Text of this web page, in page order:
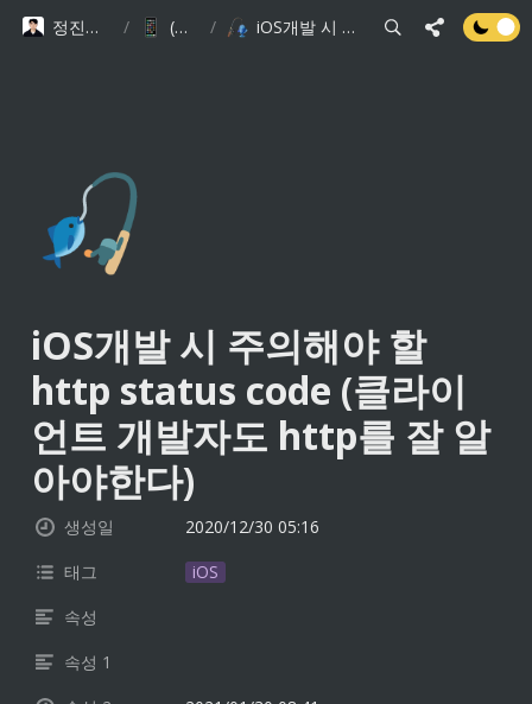
정진규 Software Engineer / (구)기술 블로그 / iOS개발 시 주의해야 할 http status code (클라이언트 개발자도 http를 잘 알아야한다)
🎣
iOS개발 시 주의해야 할
http status code (클라이
언트 개발자도 http를 잘 알
아야한다)
생성일
2020/12/30 05:16
태그
iOS
속성
속성 1